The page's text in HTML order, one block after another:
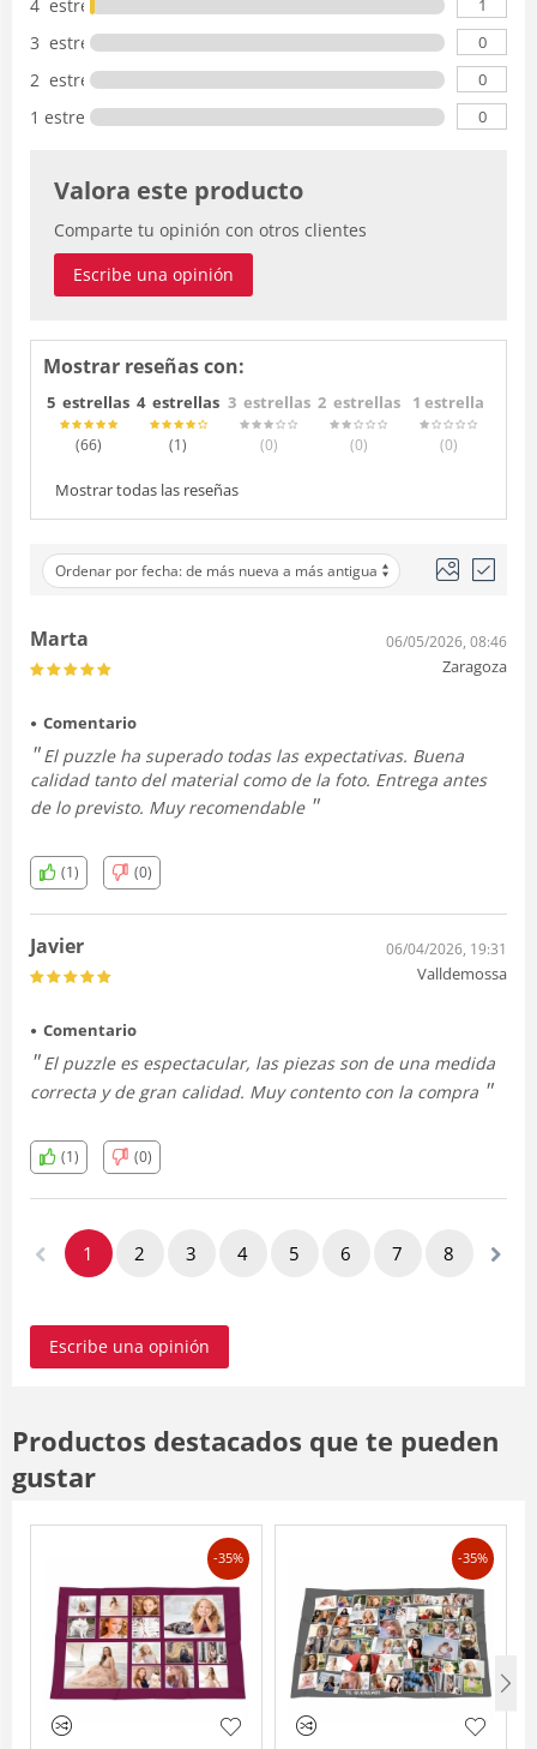
4 estrellas
3 estrellas 0
2 estrellas 0
1 estrella 0
Valora este producto
Comparte tu opinión con otros clientes
Escribe una opinión
Mostrar reseñas con:
5 estrellas
(66)
4 estrellas
(1)
3 estrellas
(0)
2 estrellas
(0)
1 estrella
(0)
Mostrar todas las reseñas
Ordenar por fecha: de más nueva a más antigua
Marta 06/05/2026, 08:46
Zaragoza
Comentario
El puzzle ha superado todas las expectativas. Buena
calidad tanto del material como de la foto. Entrega antes
de lo previsto. Muy recomendable
(1) (0)
Javier 06/04/2026, 19:31
Valldemossa
Comentario
El puzzle es espectacular, las piezas son de una medida
correcta y de gran calidad. Muy contento con la compra
(1) (0)
1 2 3 4 5 6 7 8
Escribe una opinión
Productos destacados que te pueden
gustar
-35% -35%